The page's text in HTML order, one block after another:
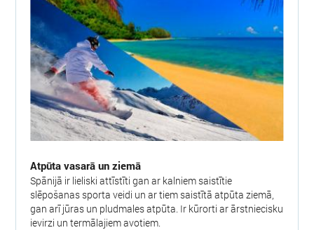
Atpūta vasarā un ziemā
Spānijā ir lieliski attīstīti gan ar kalniem saistītie
slēpošanas sporta veidi un ar tiem saistītā atpūta ziemā,
gan arī jūras un pludmales atpūta. Ir kūrorti ar ārstniecisku
ievirzi un termālajiem avotiem.